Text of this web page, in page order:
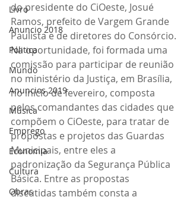
Livro
Anuncio 2018
Politica
Mundo
Anuncios 2019
Música
Emprego
Economia
Cultura
Obras
do presidente do CiOeste, Josué
Ramos, prefeito de Vargem Grande
Paulista e de diretores do Consórcio.
Na oportunidade, foi formada uma
comissão para participar de reunião
no ministério da Justiça, em Brasília,
no início de fevereiro, composta
pelos comandantes das cidades que
compõem o CiOeste, para tratar de
propostas e projetos das Guardas
Municipais, entre eles a
padronização da Segurança Pública
Básica. Entre as propostas
discutidas também consta a